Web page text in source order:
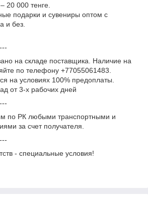
20 000 тенге.
подарки и сувениры оптом с
и без.
на складе поставщика. Наличие на
по телефону +77055061483.
на условиях 100% предоплаты.
от 3-x рабочих дней
по РК любыми транспортными и
за счет получателя.
- специальные условия!